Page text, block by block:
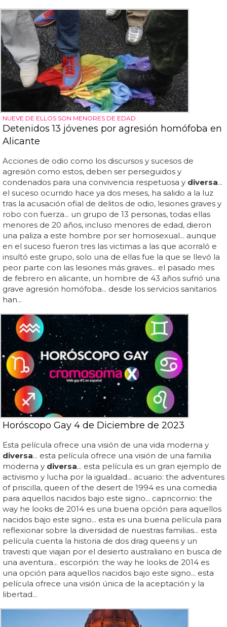
NUEVE DE ELLOS SON MENORES DE EDAD
Detenidos 13 jóvenes por agresión homófoba en
Alicante
Acciones de odio como los discursos y sucesos de
agresión como estos, deben ser perseguidos y
condenados para una convivencia respetuosa y diversa...
el suceso ocurrido hace ya dos meses, ha salido a la luz
tras la acusación ofial de delitos de odio, lesiones graves y
robo con fuerza... un grupo de 13 personas, todas ellas
menores de 20 años, incluso menores de edad, dieron
una paliza a este hombre por ser homosexual... aunque
en el suceso fueron tres las victimas a las que acorraló e
insultó este grupo, solo una de ellas fue la que se llevó la
peor parte con las lesiones más graves... el pasado mes
de febrero en alicante, un hombre de 43 años sufrió una
grave agresión homófoba... desde los servicios sanitarios
han...
Horóscopo Gay 4 de Diciembre de 2023
Esta película ofrece una visión de una vida moderna y
diversa... esta película ofrece una visión de una familia
moderna y diversa... esta película es un gran ejemplo de
activismo y lucha por la igualdad... acuario: the adventures
of priscilla, queen of the desert de 1994 es una comedia
para aquellos nacidos bajo este signo... capricornio: the
way he looks de 2014 es una buena opción para aquellos
nacidos bajo este signo... esta es una buena película para
reflexionar sobre la diversidad de nuestras familias... esta
película cuenta la historia de dos drag queens y un
travesti que viajan por el desierto australiano en busca de
una aventura... escorpión: the way he looks de 2014 es
una opción para aquellos nacidos bajo este signo... esta
película ofrece una visión única de la aceptación y la
libertad...